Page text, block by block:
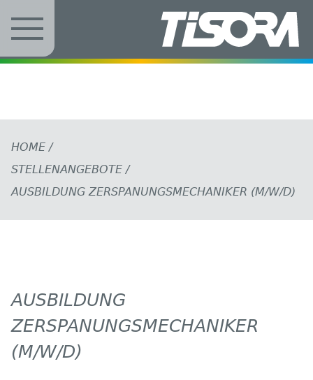
HOME /
STELLENANGEBOTE /
AUSBILDUNG ZERSPANUNGSMECHANIKER (M/W/D)
AUSBILDUNG
ZERSPANUNGSMECHANIKER
(M/W/D)